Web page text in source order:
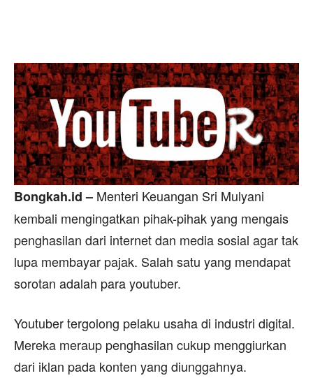
Bongkah.id – Menteri Keuangan Sri Mulyani
kembali mengingatkan pihak-pihak yang mengais
penghasilan dari internet dan media sosial agar tak
lupa membayar pajak. Salah satu yang mendapat
sorotan adalah para youtuber.
Youtuber tergolong pelaku usaha di industri digital.
Mereka meraup penghasilan cukup menggiurkan
dari iklan pada konten yang diunggahnya.